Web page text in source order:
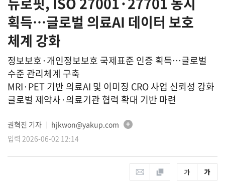
획득…글로벌 의료AI 데이터 보호
체계 강화
정보보호·개인정보보호 국제표준 인증 획득…글로벌
수준 관리체계 구축
MRI·PET 기반 의료AI 및 이미징 CRO 사업 신뢰성 강화
글로벌 제약사·의료기관 협력 확대 기반 마련
권혁진 기자
hjkwon@yakup.com
입력 2026-06-02 12:14